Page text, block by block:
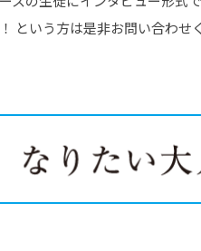
という方は是非お問い合わせ